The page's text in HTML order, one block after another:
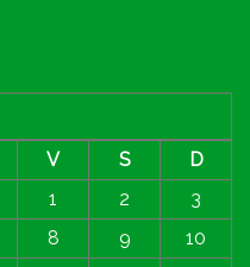
V S
D
1
2
3
8 9
10